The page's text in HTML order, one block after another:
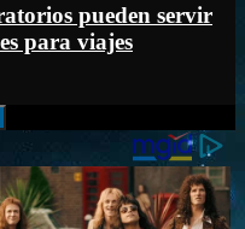
pueden servir
para viajes